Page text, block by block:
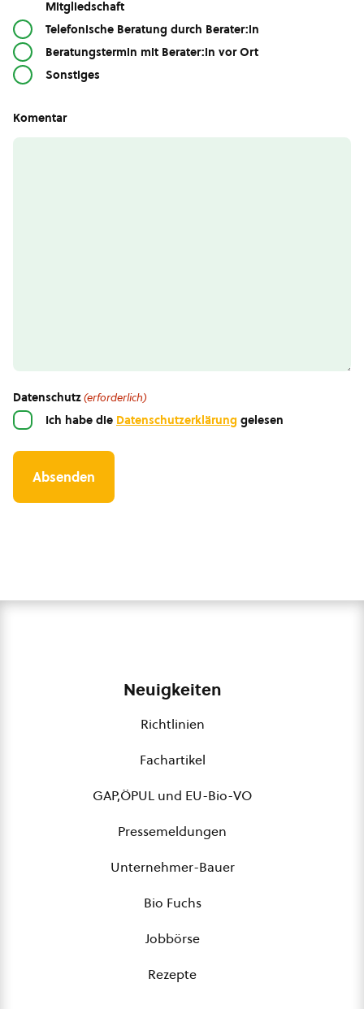
Mitgliedschaft
Telefonische Beratung durch Berater:in
Beratungstermin mit Berater:in vor Ort
Sonstiges
Komentar
Datenschutz(erforderlich)
Ich habe die Datenschutzerklärung gelesen
Neuigkeiten
Richtlinien
Fachartikel
GAP,ÖPUL und EU-Bio-VO
Pressemeldungen
Unternehmer-Bauer
Bio Fuchs
Jobbörse
Rezepte